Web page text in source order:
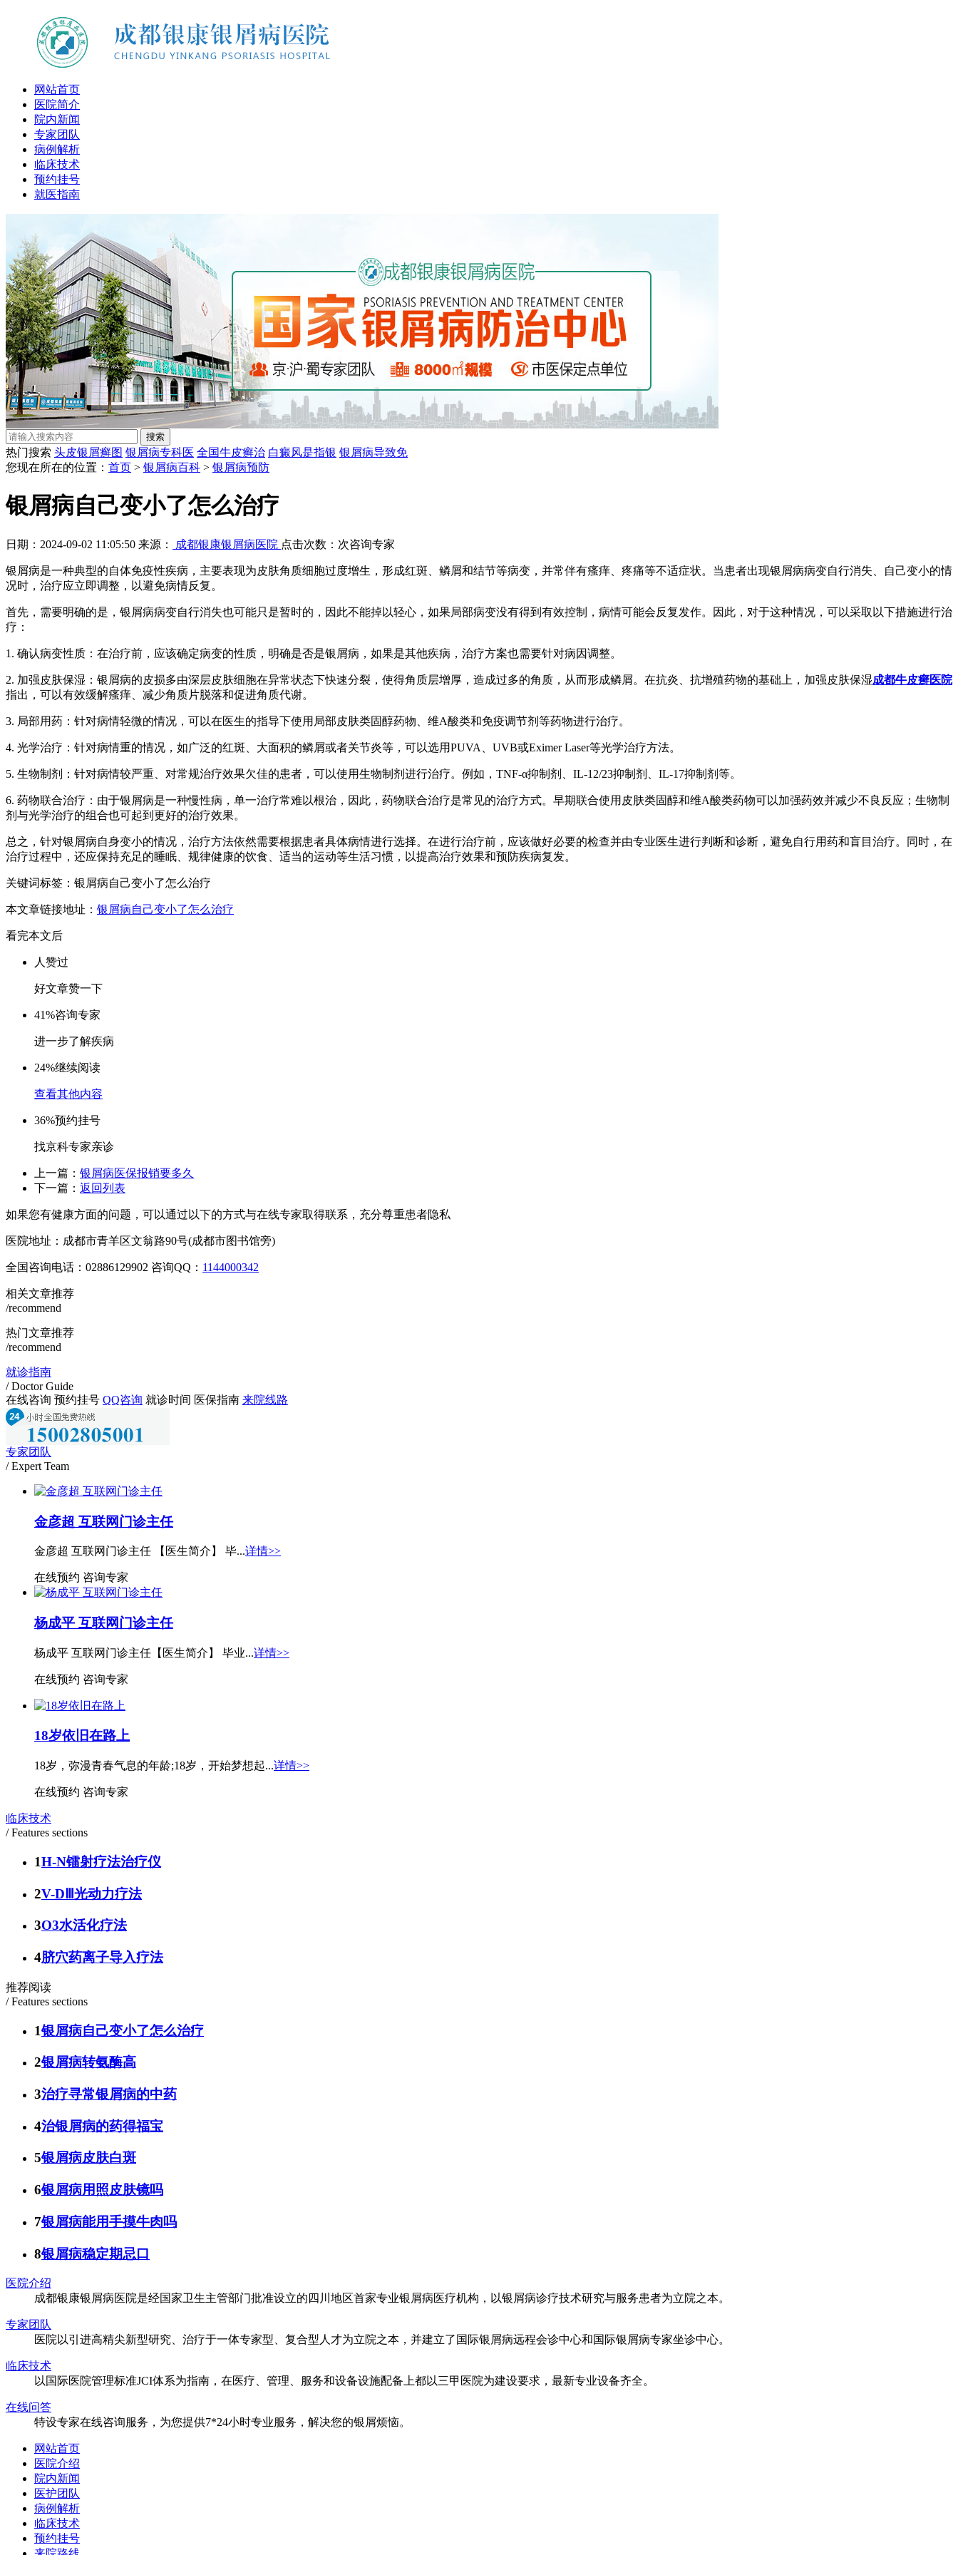
网站首页
医院简介
院内新闻
专家团队
病例解析
临床技术
预约挂号
就医指南
热门搜索 头皮银屑癣图 银屑病专科医 全国牛皮癣治 白癜风是指银 银屑病导致免
您现在所在的位置： 首页 > 银屑病百科 > 银屑病预防
银屑病自己变小了怎么治疗
日期：2024-09-02 11:05:50 来源： 成都银康银屑病医院 点击次数： 次咨询专家
银屑病是一种典型的自体免疫性疾病，主要表现为皮肤角质细胞过度增生，形成红斑、鳞屑和结节等病变，并常伴有瘙痒、疼痛等不适症状。当患者出现银屑病病变自行消失、自己变小的情
况时，治疗应立即调整，以避免病情反复。
首先，需要明确的是，银屑病病变自行消失也可能只是暂时的，因此不能掉以轻心，如果局部病变没有得到有效控制，病情可能会反复发作。因此，对于这种情况，可以采取以下措施进行治
疗：
1. 确认病变性质：在治疗前，应该确定病变的性质，明确是否是银屑病，如果是其他疾病，治疗方案也需要针对病因调整。
2. 加强皮肤保湿：银屑病的皮损多由深层皮肤细胞在异常状态下快速分裂，使得角质层增厚，造成过多的角质，从而形成鳞屑。在抗炎、抗增殖药物的基础上，加强皮肤保湿成都牛皮癣医院
指出，可以有效缓解瘙痒、减少角质片脱落和促进角质代谢。
3. 局部用药：针对病情轻微的情况，可以在医生的指导下使用局部皮肤类固醇药物、维A酸类和免疫调节剂等药物进行治疗。
4. 光学治疗：针对病情重的情况，如广泛的红斑、大面积的鳞屑或者关节炎等，可以选用PUVA、UVB或Eximer Laser等光学治疗方法。
5. 生物制剂：针对病情较严重、对常规治疗效果欠佳的患者，可以使用生物制剂进行治疗。例如，TNF-α抑制剂、IL-12/23抑制剂、IL-17抑制剂等。
6. 药物联合治疗：由于银屑病是一种慢性病，单一治疗常难以根治，因此，药物联合治疗是常见的治疗方式。早期联合使用皮肤类固醇和维A酸类药物可以加强药效并减少不良反应；生物制
剂与光学治疗的组合也可起到更好的治疗效果。
总之，针对银屑病自身变小的情况，治疗方法依然需要根据患者具体病情进行选择。在进行治疗前，应该做好必要的检查并由专业医生进行判断和诊断，避免自行用药和盲目治疗。同时，在
治疗过程中，还应保持充足的睡眠、规律健康的饮食、适当的运动等生活习惯，以提高治疗效果和预防疾病复发。
关键词标签：银屑病自己变小了怎么治疗
本文章链接地址： 银屑病自己变小了怎么治疗
看完本文后
人赞过
好文章赞一下
41%咨询专家
进一步了解疾病
24%继续阅读
查看其他内容
36%预约挂号
找京科专家亲诊
上一篇： 银屑病医保报销要多久
下一篇： 返回列表
如果您有健康方面的问题，可以通过以下的方式与在线专家取得联系，充分尊重患者隐私
医院地址：成都市青羊区文翁路90号(成都市图书馆旁)
全国咨询电话： 02886129902 咨询QQ： 1144000342
相关文章推荐
/recommend
热门文章推荐
/recommend
就诊指南
/ Doctor Guide
在线咨询 预约挂号 QQ咨询 就诊时间 医保指南 来院线路
专家团队
/ Expert Team
金彦超 互联网门诊主任
金彦超 互联网门诊主任 【医生简介】 毕...详情>>
在线预约 咨询专家
杨成平 互联网门诊主任
杨成平 互联网门诊主任【医生简介】 毕业...详情>>
在线预约 咨询专家
18岁依旧在路上
18岁，弥漫青春气息的年龄;18岁，开始梦想起...详情>>
在线预约 咨询专家
临床技术
/ Features sections
1H-N镭射疗法治疗仪
2V-DⅢ光动力疗法
3O3水活化疗法
4脐穴药离子导入疗法
推荐阅读
/ Features sections
1银屑病自己变小了怎么治疗
2银屑病转氨酶高
3治疗寻常银屑病的中药
4治银屑病的药得福宝
5银屑病皮肤白斑
6银屑病用照皮肤镜吗
7银屑病能用手摸牛肉吗
8银屑病稳定期忌口
医院介绍
成都银康银屑病医院是经国家卫生主管部门批准设立的四川地区首家专业银屑病医疗机构，以银屑病诊疗技术研究与服务患者为立院之本。
专家团队
医院以引进高精尖新型研究、治疗于一体专家型、复合型人才为立院之本，并建立了国际银屑病远程会诊中心和国际银屑病专家坐诊中心。
临床技术
以国际医院管理标准JCI体系为指南，在医疗、管理、服务和设备设施配备上都以三甲医院为建设要求，最新专业设备齐全。
在线问答
特设专家在线咨询服务，为您提供7*24小时专业服务，解决您的银屑烦恼。
网站首页
医院介绍
院内新闻
医护团队
病例解析
临床技术
预约挂号